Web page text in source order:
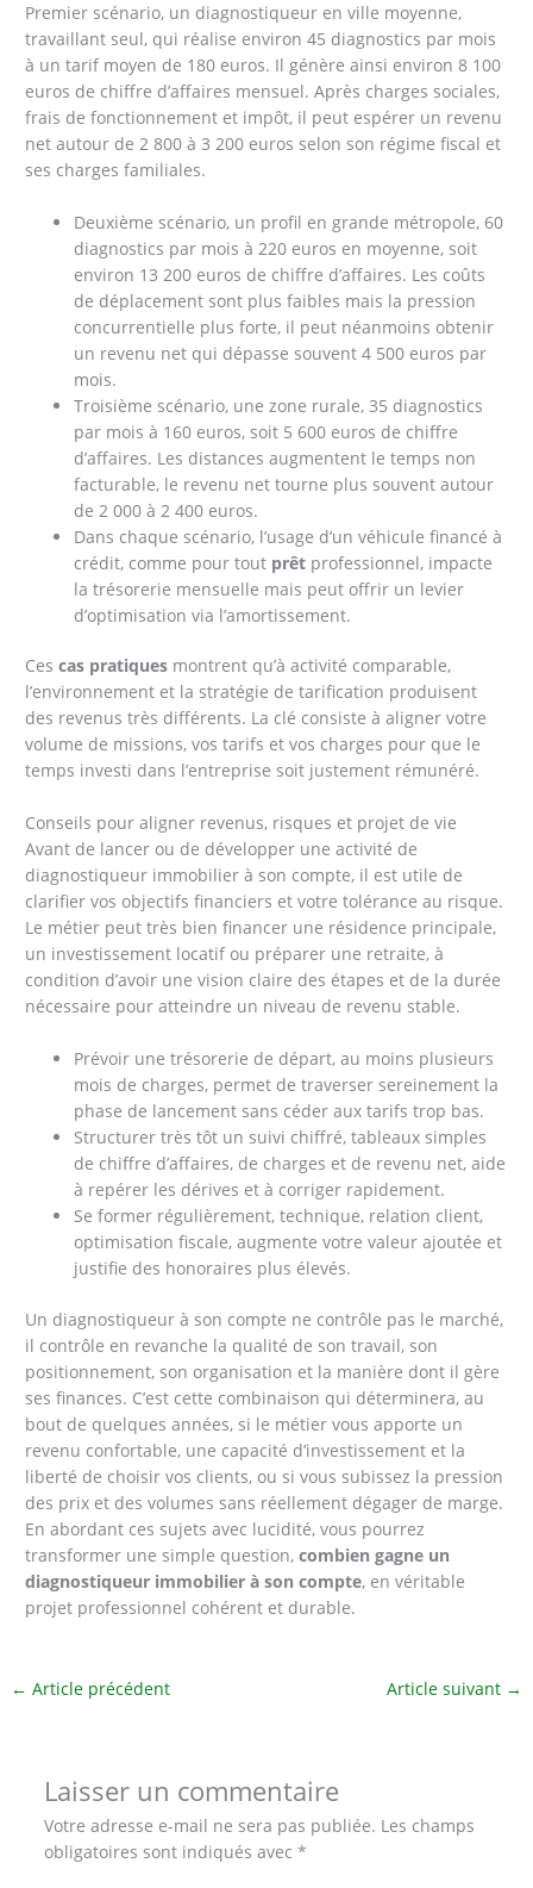
Premier scénario, un diagnostiqueur en ville moyenne,
travaillant seul, qui réalise environ 45 diagnostics par mois
à un tarif moyen de 180 euros. Il génère ainsi environ 8 100
euros de chiffre d’affaires mensuel. Après charges sociales,
frais de fonctionnement et impôt, il peut espérer un revenu
net autour de 2 800 à 3 200 euros selon son régime fiscal et
ses charges familiales.
Deuxième scénario, un profil en grande métropole, 60
diagnostics par mois à 220 euros en moyenne, soit
environ 13 200 euros de chiffre d’affaires. Les coûts
de déplacement sont plus faibles mais la pression
concurrentielle plus forte, il peut néanmoins obtenir
un revenu net qui dépasse souvent 4 500 euros par
mois.
Troisième scénario, une zone rurale, 35 diagnostics
par mois à 160 euros, soit 5 600 euros de chiffre
d’affaires. Les distances augmentent le temps non
facturable, le revenu net tourne plus souvent autour
de 2 000 à 2 400 euros.
Dans chaque scénario, l’usage d’un véhicule financé à
crédit, comme pour tout prêt professionnel, impacte
la trésorerie mensuelle mais peut offrir un levier
d’optimisation via l’amortissement.
Cescas pratiques montrent qu’à activité comparable,
l’environnement et la stratégie de tarification produisent
des revenus très différents. La clé consiste à aligner votre
volume de missions, vos tarifs et vos charges pour que le
temps investi dans l’entreprise soit justement rémunéré.
Conseils pour aligner revenus, risques et projet de vie
Avant de lancer ou de développer une activité de
diagnostiqueur immobilier à son compte, il est utile de
clarifier vos objectifs financiers et votre tolérance au risque.
Le métier peut très bien financer une résidence principale,
un investissement locatif ou préparer une retraite, à
condition d’avoir une vision claire des étapes et de la durée
nécessaire pour atteindre un niveau de revenu stable.
Prévoir une trésorerie de départ, au moins plusieurs
mois de charges, permet de traverser sereinement la
phase de lancement sans céder aux tarifs trop bas.
Structurer très tôt un suivi chiffré, tableaux simples
de chiffre d’affaires, de charges et de revenu net, aide
à repérer les dérives et à corriger rapidement.
Se former régulièrement, technique, relation client,
optimisation fiscale, augmente votre valeur ajoutée et
justifie des honoraires plus élevés.
Un diagnostiqueur à son compte ne contrôle pas le marché,
il contrôle en revanche la qualité de son travail, son
positionnement, son organisation et la manière dont il gère
ses finances. C’est cette combinaison qui déterminera, au
bout de quelques années, si le métier vous apporte un
revenu confortable, une capacité d’investissement et la
liberté de choisir vos clients, ou si vous subissez la pression
des prix et des volumes sans réellement dégager de marge.
En abordant ces sujets avec lucidité, vous pourrez
transformer une simple question,combien gagne un
diagnostiqueur immobilier à son compte, en véritable
projet professionnel cohérent et durable.
← Article précédent Article suivant →
Laisser un commentaire
Votre adresse e-mail ne sera pas publiée. Les champs
obligatoires sont indiqués avec *